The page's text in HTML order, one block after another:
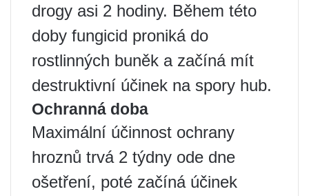
drogy asi 2 hodiny. Během této
doby fungicid proniká do
rostlinných buněk a začíná mít
destruktivní účinek na spory hub.
Ochranná doba
Maximální účinnost ochrany
hroznů trvá 2 týdny ode dne
ošetření, poté začíná účinek